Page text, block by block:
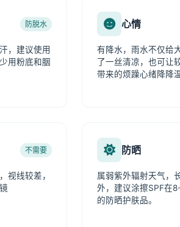
防脱水
，建议使用
用粉底和胭
心情
有降水，雨水不仅给
了一丝清凉，也可让
带来的烦躁心绪降降
不需要
视线较差，
防晒
属弱紫外辐射天气，
外，建议涂擦SPF在
的防晒护肤品。